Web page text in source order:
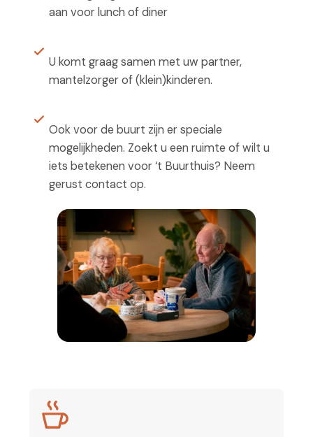
aan voor lunch of diner
U komt graag samen met uw partner,
mantelzorger of (klein)kinderen.
Ook voor de buurt zijn er speciale
mogelijkheden. Zoekt u een ruimte of wilt u
iets betekenen voor ‘t Buurthuis? Neem
gerust contact op.